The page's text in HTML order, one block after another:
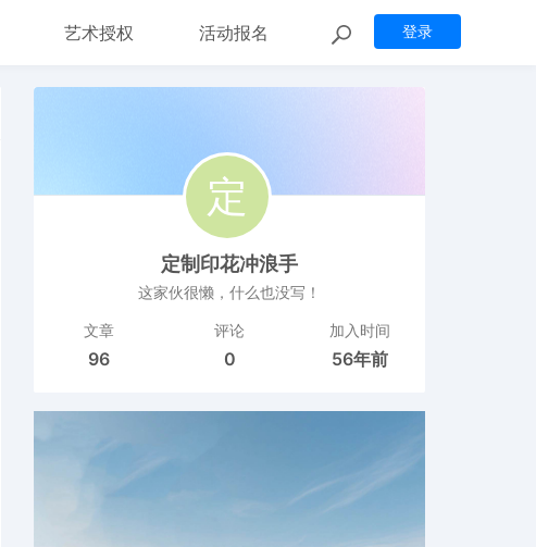
登录
艺术授权 活动报名
定制印花冲浪手
这家伙很懒，什么也没写！
文章
96
评论
0
加入时间
56年前